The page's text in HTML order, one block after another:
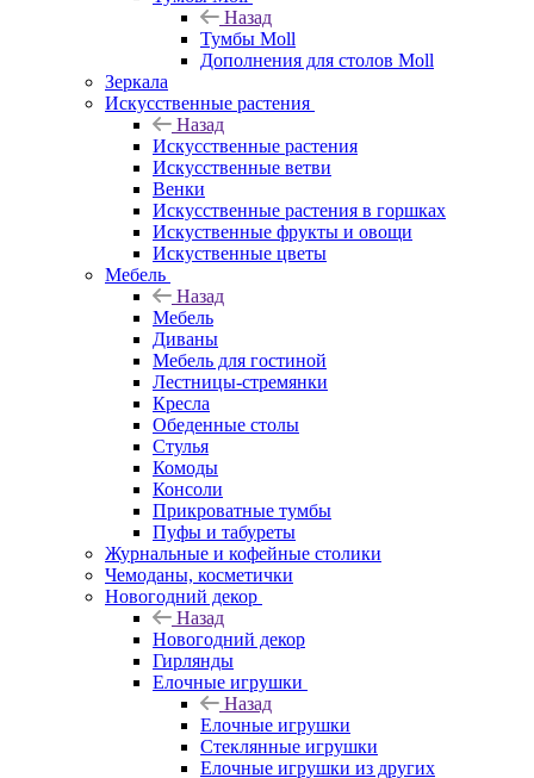
Назад
Тумбы Moll
Дополнения для столов Moll
Зеркала
Искусственные растения
Назад
Искусственные растения
Искусственные ветви
Венки
Искусственные растения в горшках
Искуственные фрукты и овощи
Искуственные цветы
Мебель
Назад
Мебель
Диваны
Мебель для гостиной
Лестницы-стремянки
Кресла
Обеденные столы
Стулья
Комоды
Консоли
Прикроватные тумбы
Пуфы и табуреты
Журнальные и кофейные столики
Чемоданы, косметички
Новогодний декор
Назад
Новогодний декор
Гирлянды
Елочные игрушки
Назад
Елочные игрушки
Стеклянные игрушки
Елочные игрушки из других